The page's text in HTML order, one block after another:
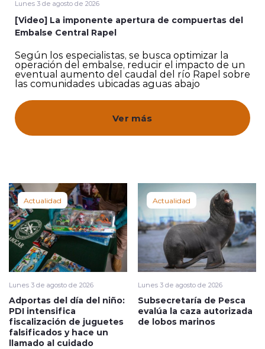
Quienes Somos
Lunes 3 de agosto de 2026
[Video] La imponente apertura de compuertas del
Embalse Central Rapel
Según los especialistas, se busca optimizar la
operación del embalse, reducir el impacto de un
eventual aumento del caudal del río Rapel sobre
las comunidades ubicadas aguas abajo
Ver más
Actualidad
Lunes 3 de agosto de 2026
Adportas del día del niño:
PDI intensifica
fiscalización de juguetes
falsificados y hace un
llamado al cuidado
Actualidad
Lunes 3 de agosto de 2026
Subsecretaría de Pesca
evalúa la caza autorizada
de lobos marinos